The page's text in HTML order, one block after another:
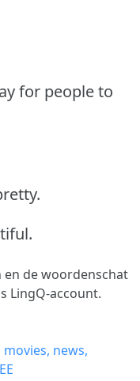
for people to
de woordenschat
LingQ-account.